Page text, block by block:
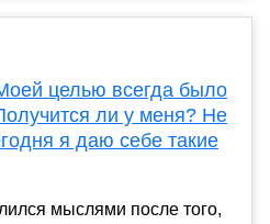
целью всегда было
ли у меня? Не
я даю себе такие
мыслями после того,